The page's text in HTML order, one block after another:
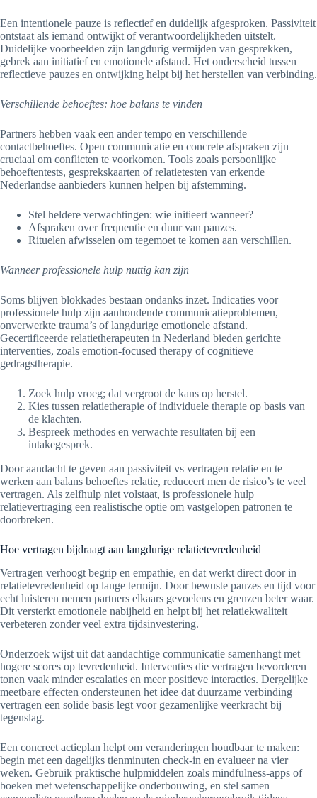
Een intentionele pauze is reflectief en duidelijk afgesproken. Passiviteit
ontstaat als iemand ontwijkt of verantwoordelijkheden uitstelt.
Duidelijke voorbeelden zijn langdurig vermijden van gesprekken,
gebrek aan initiatief en emotionele afstand. Het onderscheid tussen
reflectieve pauzes en ontwijking helpt bij het herstellen van verbinding.
Verschillende behoeftes: hoe balans te vinden
Partners hebben vaak een ander tempo en verschillende
contactbehoeftes. Open communicatie en concrete afspraken zijn
cruciaal om conflicten te voorkomen. Tools zoals persoonlijke
behoeftentests, gesprekskaarten of relatietesten van erkende
Nederlandse aanbieders kunnen helpen bij afstemming.
Stel heldere verwachtingen: wie initieert wanneer?
Afspraken over frequentie en duur van pauzes.
Rituelen afwisselen om tegemoet te komen aan verschillen.
Wanneer professionele hulp nuttig kan zijn
Soms blijven blokkades bestaan ondanks inzet. Indicaties voor
professionele hulp zijn aanhoudende communicatieproblemen,
onverwerkte trauma’s of langdurige emotionele afstand.
Gecertificeerde relatietherapeuten in Nederland bieden gerichte
interventies, zoals emotion-focused therapy of cognitieve
gedragstherapie.
Zoek hulp vroeg; dat vergroot de kans op herstel.
Kies tussen relatietherapie of individuele therapie op basis van
de klachten.
Bespreek methodes en verwachte resultaten bij een
intakegesprek.
Door aandacht te geven aan passiviteit vs vertragen relatie en te
werken aan balans behoeftes relatie, reduceert men de risico’s te veel
vertragen. Als zelfhulp niet volstaat, is professionele hulp
relatievertraging een realistische optie om vastgelopen patronen te
doorbreken.
Hoe vertragen bijdraagt aan langdurige relatietevredenheid
Vertragen verhoogt begrip en empathie, en dat werkt direct door in
relatietevredenheid op lange termijn. Door bewuste pauzes en tijd voor
echt luisteren nemen partners elkaars gevoelens en grenzen beter waar.
Dit versterkt emotionele nabijheid en helpt bij het relatiekwaliteit
verbeteren zonder veel extra tijdsinvestering.
Onderzoek wijst uit dat aandachtige communicatie samenhangt met
hogere scores op tevredenheid. Interventies die vertragen bevorderen
tonen vaak minder escalaties en meer positieve interacties. Dergelijke
meetbare effecten ondersteunen het idee dat duurzame verbinding
vertragen een solide basis legt voor gezamenlijke veerkracht bij
tegenslag.
Een concreet actieplan helpt om veranderingen houdbaar te maken:
begin met een dagelijks tienminuten check-in en evalueer na vier
weken. Gebruik praktische hulpmiddelen zoals mindfulness-apps of
boeken met wetenschappelijke onderbouwing, en stel samen